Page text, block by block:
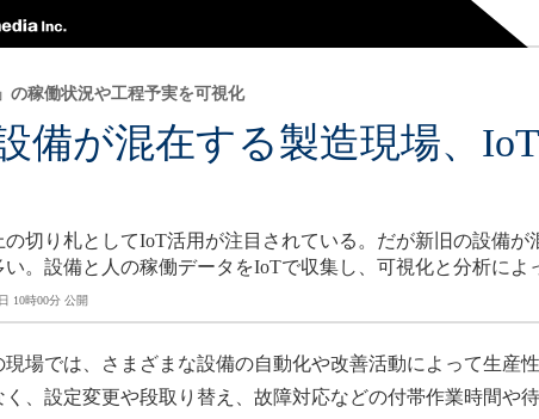
備が混在する製造現場、
の稼働状況や工程予実を可視化
の切り札としてIoT活用が注目されている。だが新旧の設備
い。設備と人の稼働データをIoTで収集し、可視化と分析によ
10時00分 公開
場では、さまざまな設備の自動化や改善活動によって生産
く、設定変更や段取り替え、故障対応などの付帯作業時間や